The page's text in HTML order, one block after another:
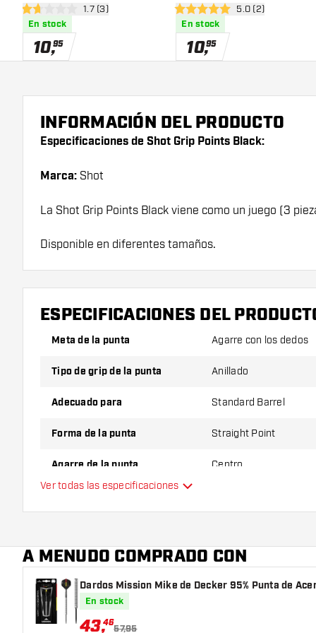
abrir panel de reseñas
1.7 estrellas de puntuación
1.7 (3)
En stock
10,95
abrir panel de
5 estrellas de puntuación
5.0 (2)
En stock
10,95
INFORMACIÓN DEL PRODUCTO
Especificaciones de Shot Grip Points Black:
Marca: Shot
La Shot Grip Points Black viene como un juego (3
Disponible en diferentes tamaños.
ESPECIFICACIONES DEL
Meta de la punta Agarre con los dedos
Tipo de grip de la punta Anillado
Adecuado para Standard Barrel
Forma de la punta Straight Point
Agarre de la punta Centro
Ver todas las especificaciones
A MENUDO COMPRADO CON
Dardos Mission Mike de Decker 95% Punta de
En stock
43,46
57,95